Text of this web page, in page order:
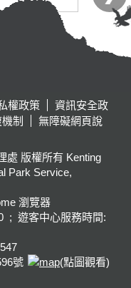
權政策
資訊安全政
制
無障礙網頁說
處 版權所有 Kenting
Park Service,
瀏覽器
; 遊客中心服務時間:
號
(點圖觀看)